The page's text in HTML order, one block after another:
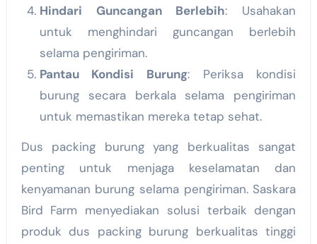
Hindari Guncangan Berlebih: Usahakan
untuk menghindari guncangan berlebih
selama pengiriman.
Pantau Kondisi Burung: Periksa kondisi
burung secara berkala selama pengiriman
untuk memastikan mereka tetap sehat.
Dus packing burung yang berkualitas sangat
penting untuk menjaga keselamatan dan
kenyamanan burung selama pengiriman. Saskara
Bird Farm menyediakan solusi terbaik dengan
produk dus packing burung berkualitas tinggi